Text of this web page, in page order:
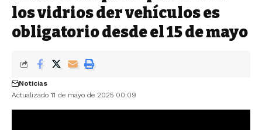
los vidrios der vehículos es
obligatorio desde el 15 de mayo
Actualizado 11 de mayo de 2025 00:09
Noticias